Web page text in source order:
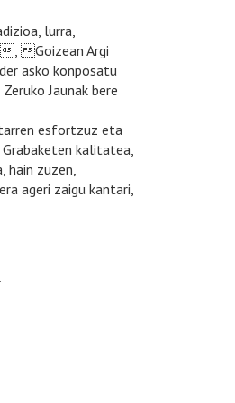
lurra,
, Goizean Argi
asko konposatu
Jaunak bere
esfortzuz eta
kalitatea,
hain zuzen,
ageri zaigu kantari,